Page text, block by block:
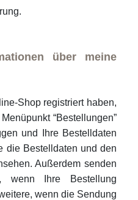
über meine
Shop registriert haben,
“Bestellungen”
und Ihre Bestelldaten
die Bestelldaten und den
Außerdem senden
Ihre Bestellung
wenn die Sendung